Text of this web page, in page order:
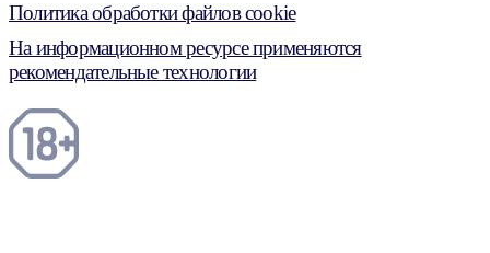
Политика обработки файлов cookie
На информационном ресурсе применяются
рекомендательные технологии